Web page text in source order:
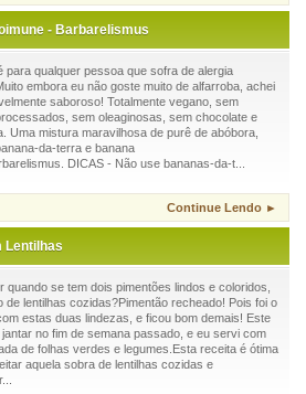
- Barbarelismus
para qualquer pessoa que sofra de alergia
embora eu não goste muito de alfarroba, achei
saboroso! Totalmente vegano, sem
sem oleaginosas, sem chocolate e
Uma mistura maravilhosa de purê de abóbora,
da-terra e banana
DICAS - Não use bananas-da-t...
Continue Lendo ►
Lentilhas
quando se tem dois pimentões lindos e coloridos,
de lentilhas cozidas?Pimentão recheado! Pois foi o
estas duas lindezas, e ficou bom demais! Este
no fim de semana passado, e eu servi com
de folhas verdes e legumes.Esta receita é ótima
aquela sobra de lentilhas cozidas e